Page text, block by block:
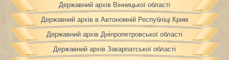
Державний архів Вінницької області
Державний архів в Автономній Республіці Крим
Державний архів Дніпропетровської області
Державний архів Закарпатської області